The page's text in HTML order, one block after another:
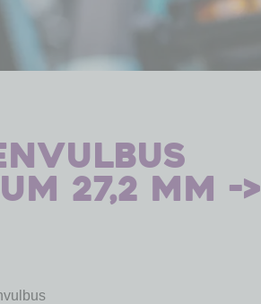
27,2 mm ->